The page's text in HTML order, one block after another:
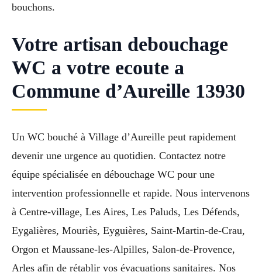
bouchons.
Votre artisan debouchage
WC a votre ecoute a
Commune d’Aureille 13930
Un WC bouché à Village d’Aureille peut rapidement
devenir une urgence au quotidien. Contactez notre
équipe spécialisée en débouchage WC pour une
intervention professionnelle et rapide. Nous intervenons
à Centre-village, Les Aires, Les Paluds, Les Défends,
Eygalières, Mouriès, Eyguières, Saint-Martin-de-Crau,
Orgon et Maussane-les-Alpilles, Salon-de-Provence,
Arles afin de rétablir vos évacuations sanitaires. Nos